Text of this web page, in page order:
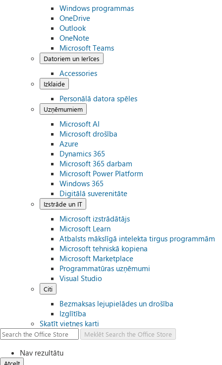
Windows programmas
OneDrive
Outlook
OneNote
Microsoft Teams
Datoriem un Ierīces
Accessories
Izklaide
Personālā datora spēles
Uzņēmumiem
Microsoft AI
Microsoft drošība
Azure
Dynamics 365
Microsoft 365 darbam
Microsoft Power Platform
Windows 365
Digitālā suverenitāte
Izstrāde un IT
Microsoft izstrādātājs
Microsoft Learn
Atbalsts mākslīgā intelekta tirgus programmām
Microsoft tehniskā kopiena
Microsoft Marketplace
Programmatūras uzņēmumi
Visual Studio
Citi
Bezmaksas lejupielādes un drošība
Izglītība
Skatīt vietnes karti
Meklēt Search the Office Store
Nav rezultātu
Atcelt